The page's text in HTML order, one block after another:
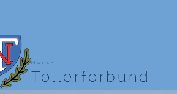
Norsk
Tollerforbund